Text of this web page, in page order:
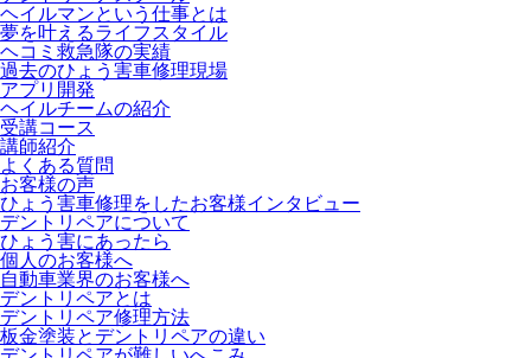
ヘイルマンという仕事とは
夢を叶えるライフスタイル
ヘコミ救急隊の実績
過去のひょう害車修理現場
アプリ開発
ヘイルチームの紹介
受講コース
講師紹介
よくある質問
お客様の声
ひょう害車修理をしたお客様インタビュー
デントリペアについて
ひょう害にあったら
個人のお客様へ
自動車業界のお客様へ
デントリペアとは
デントリペア修理方法
板金塗装とデントリペアの違い